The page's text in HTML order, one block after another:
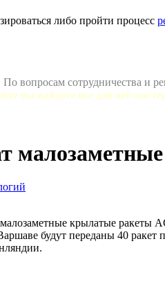
либо пройти процесс
По вопросам сотрудничества и
вы найдете все для веб-
крылатые ракеты
будут переданы 40